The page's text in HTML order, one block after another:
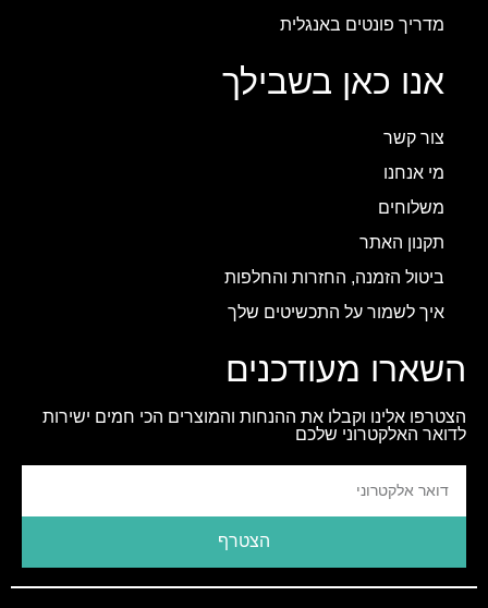
מדריך פונטים באנגלית
אנו כאן בשבילך
צור קשר
מי אנחנו
משלוחים
תקנון האתר
ביטול הזמנה, החזרות והחלפות
איך לשמור על התכשיטים שלך
השארו מעודכנים
הצטרפו אלינו וקבלו את ההנחות והמוצרים הכי חמים ישירות
לדואר האלקטרוני שלכם
הצטרף